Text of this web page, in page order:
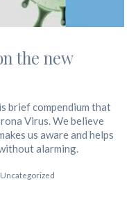
the new
brief compendium that
Virus. We believe
us aware and helps
alarming.
Uncategorized